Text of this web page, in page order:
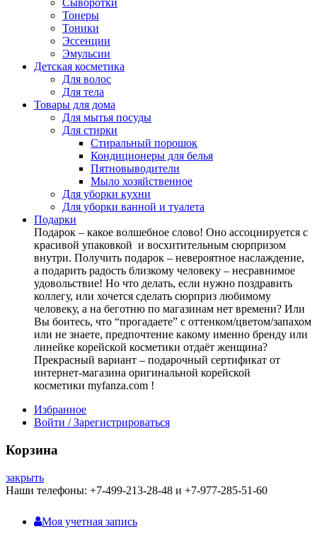
Сыворотки
Тонеры
Тоники
Эссенции
Эмульсии
Детская косметика
Для волос
Для тела
Товары для дома
Для мытья посуды
Для стирки
Стиральный порошок
Кондиционеры для белья
Пятновыводители
Мыло хозяйственное
Для уборки кухни
Для уборки ванной и туалета
Подарки
Подарок – какое волшебное слово! Оно ассоциируется с
красивой упаковкой и восхитительным сюрпризом
внутри. Получить подарок – невероятное наслаждение,
а подарить радость близкому человеку – несравнимое
удовольствие! Но что делать, если нужно поздравить
коллегу, или хочется сделать сюрприз любимому
человеку, а на беготню по магазинам нет времени? Или
Вы боитесь, что “прогадаете” с оттенком/цветом/запахом
или не знаете, предпочтение какому именно бренду или
линейке корейской косметики отдаёт женщина?
Прекрасный вариант – подарочный сертификат от
интернет-магазина оригинальной корейской
косметики myfanza.com !
Избранное
Войти / Зарегистрироваться
Корзина
закрыть
Наши телефоны: +7-499-213-28-48 и +7-977-285-51-60
Моя учетная запись